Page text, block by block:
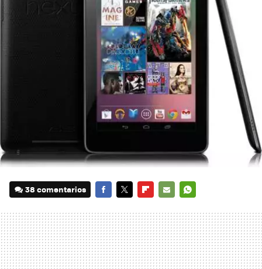
38 comentarios
MAIL